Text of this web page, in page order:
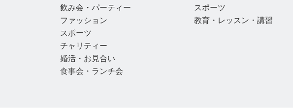
飲み会・パーティー
ファッション
スポーツ
チャリティー
婚活・お見合い
食事会・ランチ会
スポーツ
教育・レッスン・講習